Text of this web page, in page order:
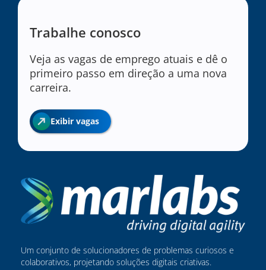
Trabalhe conosco
Veja as vagas de emprego atuais e dê o
primeiro passo em direção a uma nova
carreira.
Exibir vagas
Um conjunto de solucionadores de problemas curiosos e
colaborativos, projetando soluções digitais criativas.